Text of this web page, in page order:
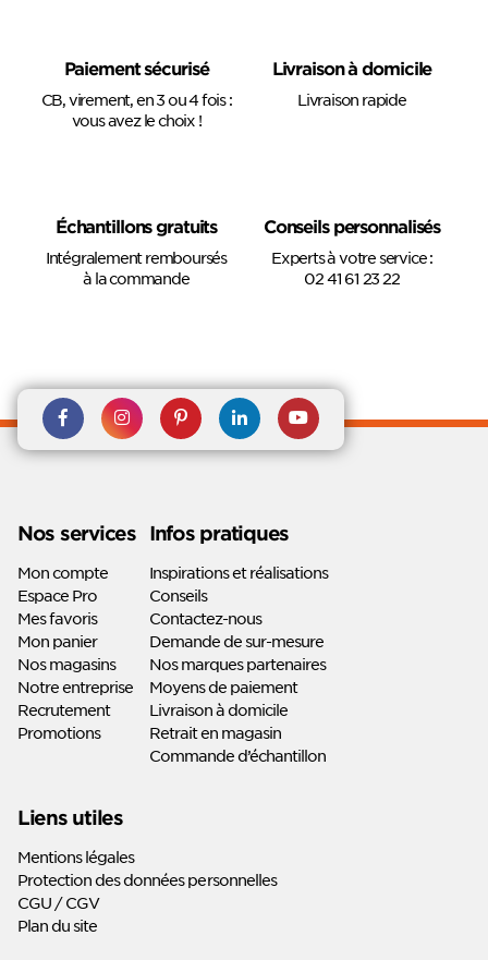
Paiement sécurisé
CB, virement, en 3 ou 4 fois :
vous avez le choix !
Livraison à domicile
Livraison rapide
Échantillons gratuits
Intégralement remboursés
à la commande
Conseils personnalisés
Experts à votre service :
02 41 61 23 22
Rejoignez nous sur Facebook
Suivez-nous sur
Instagram
Suivez-nous sur
Pinterest
Suivez-
nous sur
Suivez-
nous sur
Nos services
Mon compte
Espace Pro
Mes favoris
Mon panier
Nos magasins
Notre entreprise
Recrutement
Promotions
Infos pratiques
Inspirations et réalisations
Conseils
Contactez-nous
Demande de sur-mesure
Nos marques partenaires
Moyens de paiement
Livraison à domicile
Retrait en magasin
Commande d’échantillon
Liens utiles
Mentions légales
Protection des données personnelles
CGU / CGV
Plan du site